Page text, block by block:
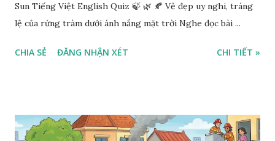
Sun Tiếng Việt English Quiz 🍃 🌿 🍂 Vẻ đẹp uy nghi, tráng
lệ của rừng tràm dưới ánh nắng mặt trời Nghe đọc bài ...
CHIA SẺ ĐĂNG NHẬN XÉT CHI TIẾT »